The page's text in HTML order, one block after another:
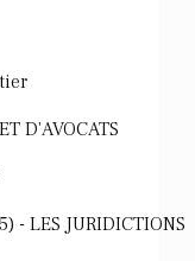
D'AVOCATS
- LES JURIDICTIONS